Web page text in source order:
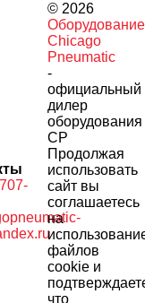
© 2026
Оборудование
Chicago
Pneumatic
-
официальный
дилер
оборудования
CP
Продолжая
использовать
сайт вы
соглашаетесь
на
файлов
cookie и
что